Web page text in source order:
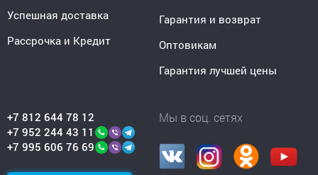
Успешная доставка
Рассрочка и Кредит
Гарантия и возврат
Оптовикам
Гарантия лучшей цены
+7 812 644 78 12
+7 952 244 43 11
+7 995 606 76 69
Мы в соц. сетях